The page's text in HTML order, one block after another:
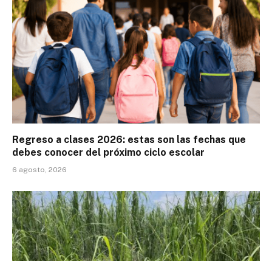
Regreso a clases 2026: estas son las fechas que
debes conocer del próximo ciclo escolar
6 agosto, 2026